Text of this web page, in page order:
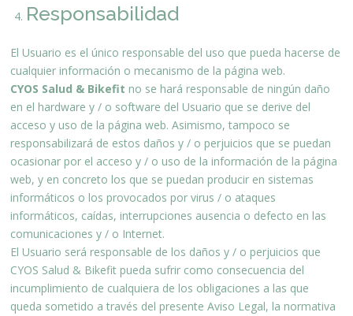
Responsabilidad
El Usuario es el único responsable del uso que pueda hacerse de
cualquier información o mecanismo de la página web.
CYOS Salud & Bikefit no se hará responsable de ningún daño
en el hardware y / o software del Usuario que se derive del
acceso y uso de la página web. Asimismo, tampoco se
responsabilizará de estos daños y / o perjuicios que se puedan
ocasionar por el acceso y / o uso de la información de la página
web, y en concreto los que se puedan producir en sistemas
informáticos o los provocados por virus / o ataques
informáticos, caídas, interrupciones ausencia o defecto en las
comunicaciones y / o Internet.
El Usuario será responsable de los daños y / o perjuicios que
CYOS Salud & Bikefit pueda sufrir como consecuencia del
incumplimiento de cualquiera de los obligaciones a las que
queda sometido a través del presente Aviso Legal, la normativa